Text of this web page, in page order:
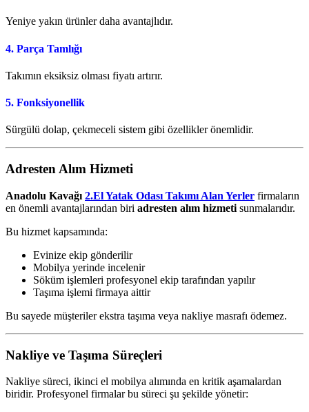
Yeniye yakın ürünler daha avantajlıdır.
4. Parça Tamlığı
Takımın eksiksiz olması fiyatı artırır.
5. Fonksiyonellik
Sürgülü dolap, çekmeceli sistem gibi özellikler önemlidir.
Adresten Alım Hizmeti
Anadolu Kavağı 2.El Yatak Odası Takımı Alan Yerler firmaların
en önemli avantajlarından biri adresten alım hizmeti sunmalarıdır.
Bu hizmet kapsamında:
Evinize ekip gönderilir
Mobilya yerinde incelenir
Söküm işlemleri profesyonel ekip tarafından yapılır
Taşıma işlemi firmaya aittir
Bu sayede müşteriler ekstra taşıma veya nakliye masrafı ödemez.
Nakliye ve Taşıma Süreçleri
Nakliye süreci, ikinci el mobilya alımında en kritik aşamalardan
biridir. Profesyonel firmalar bu süreci şu şekilde yönetir: